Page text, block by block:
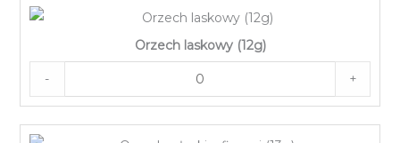
Orzech laskowy (12g)
- +